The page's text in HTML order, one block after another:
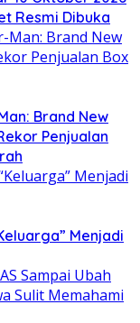
Resmi Dibuka
Brand New
Penjualan
Menjadi